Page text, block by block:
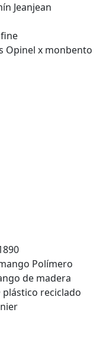
Jeanjean
Opinel x monbento
Polímero
de madera
plástico reciclado